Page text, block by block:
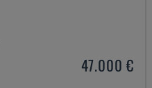
47.000 €